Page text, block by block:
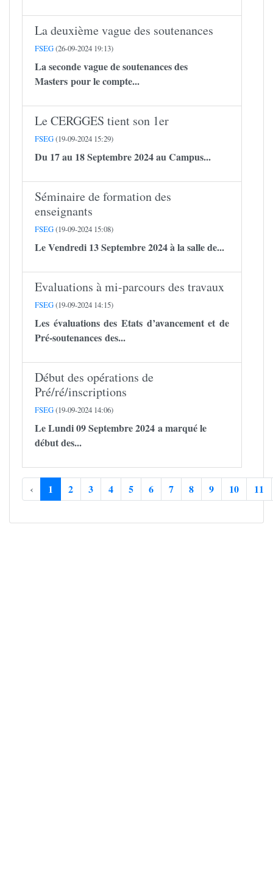
La deuxième vague des soutenances
FSEG(26-09-2024 19:13)
La seconde vague de soutenances des
Masters pour le compte...
Le CERGGES tient son 1er
FSEG(19-09-2024 15:29)
Du 17 au 18 Septembre 2024 au Campus...
Séminaire de formation des
enseignants
FSEG(19-09-2024 15:08)
Le Vendredi 13 Septembre 2024 à la salle de...
Evaluations à mi-parcours des travaux
FSEG(19-09-2024 14:15)
Les évaluations des Etats d’avancement et de
Pré-soutenances des...
Début des opérations de
Pré/ré/inscriptions
FSEG(19-09-2024 14:06)
Le Lundi 09 Septembre 2024 a marqué le
début des...
‹ 1 2 3 4 5 6 7 8 9 10 11